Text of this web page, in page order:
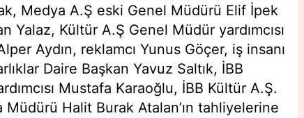
Medya A.Ş eski Genel Müdürü Elif İpek
Yalaz, Kültür A.Ş Genel Müdür yardımcısı
Aydın, reklamcı Yunus Göçer, iş insanı
Daire Başkan Yavuz Saltık, İBB
Mustafa Karaoğlu, İBB Kültür A.Ş.
Müdürü Halit Burak Atalan’ın tahliyelerine